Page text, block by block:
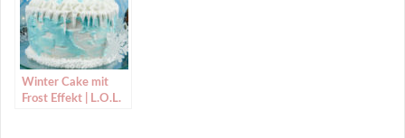
Winter Cake mit
Frost Effekt | L.O.L.